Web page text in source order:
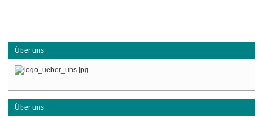
Über uns
Über uns